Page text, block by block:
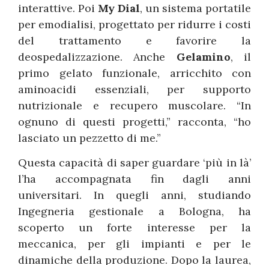
interattive. Poi My Dial, un sistema portatile
per emodialisi, progettato per ridurre i costi
del trattamento e favorire la
deospedalizzazione. Anche Gelamino, il
primo gelato funzionale, arricchito con
aminoacidi essenziali, per supporto
nutrizionale e recupero muscolare. “In
ognuno di questi progetti,” racconta, “ho
lasciato un pezzetto di me.”
Questa capacità di saper guardare ‘più in là’
l’ha accompagnata fin dagli anni
universitari. In quegli anni, studiando
Ingegneria gestionale a Bologna, ha
scoperto un forte interesse per la
meccanica, per gli impianti e per le
dinamiche della produzione. Dopo la laurea,